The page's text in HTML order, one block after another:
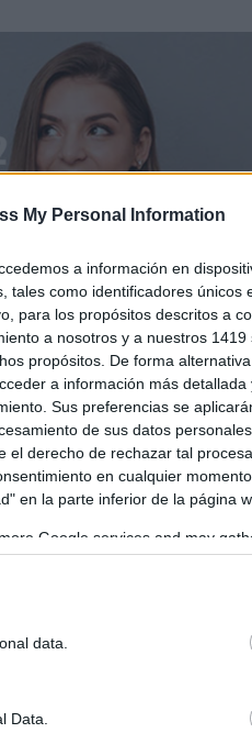
My Personal Information
a información en
tales como identificadores únicos
para los propósitos descritos a
a nosotros y a nuestros 1419
propósitos. De forma
a información más detallada
Sus preferencias se
de sus datos
el derecho de rechazar tal
en cualquier
en la parte inferior de la página
Google services and may
usage behaviour. You may
data.
Data.
Marcilla; el director
Virgen de las Viñas,
Patricia Franco, además del
socialista, Iván